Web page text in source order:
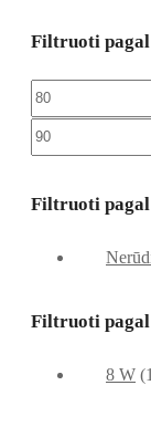
Filtruoti
Filtruoti pagal
Filtruoti
8 W